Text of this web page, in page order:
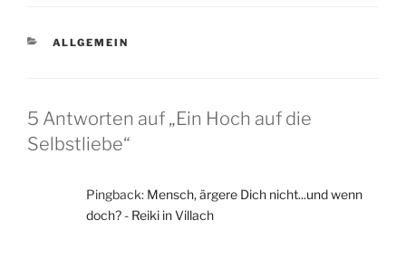
KATEGORIEN
ALLGEMEIN
5 Antworten auf „Ein Hoch auf die
Selbstliebe“
Pingback: Mensch, ärgere Dich nicht...und wenn
doch? - Reiki in Villach